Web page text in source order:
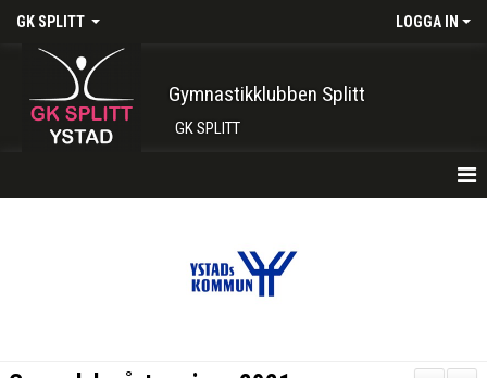
GK SPLITT LOGGA IN
Gymnastikklubben Splitt
GK SPLITT